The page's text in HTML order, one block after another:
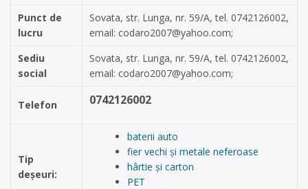
Punct de
lucru
Sovata, str. Lunga, nr. 59/A, tel. 0742126002,
email: codaro2007@yahoo.com;
Sediu
social
Sovata, str. Lunga, nr. 59/A, tel. 0742126002,
email: codaro2007@yahoo.com;
Telefon 0742126002
Tip
deșeuri:
baterii auto
fier vechi și metale neferoase
hârtie și carton
PET